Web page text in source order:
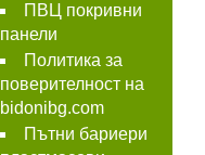
ПВЦ покривни
панели
Политика за
поверителност на
bidonibg.com
Пътни бариери